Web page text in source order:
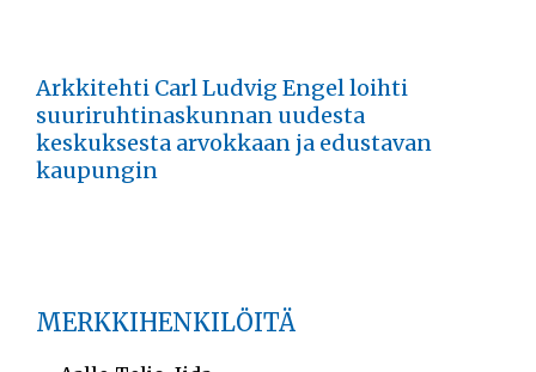
Arkkitehti Carl Ludvig Engel loihti
suuriruhtinaskunnan uudesta
keskuksesta arvokkaan ja edustavan
kaupungin
MERKKIHENKILÖITÄ